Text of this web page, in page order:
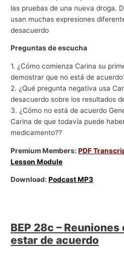
las pruebas de una nueva droga.
usan muchas expresiones
desacuerdo
Preguntas de escucha
1. ¿Cómo comienza Carina su
demostrar que no está de
2. ¿Qué pregunta negativa usa
desacuerdo sobre los resultados
3. ¿Cómo no está de acuerdo
Carina de que todavía puede
medicamento??
Premium Members:PDF
Lesson Module
Download:Podcast MP3
BEP 28c –
estar de acuerdo